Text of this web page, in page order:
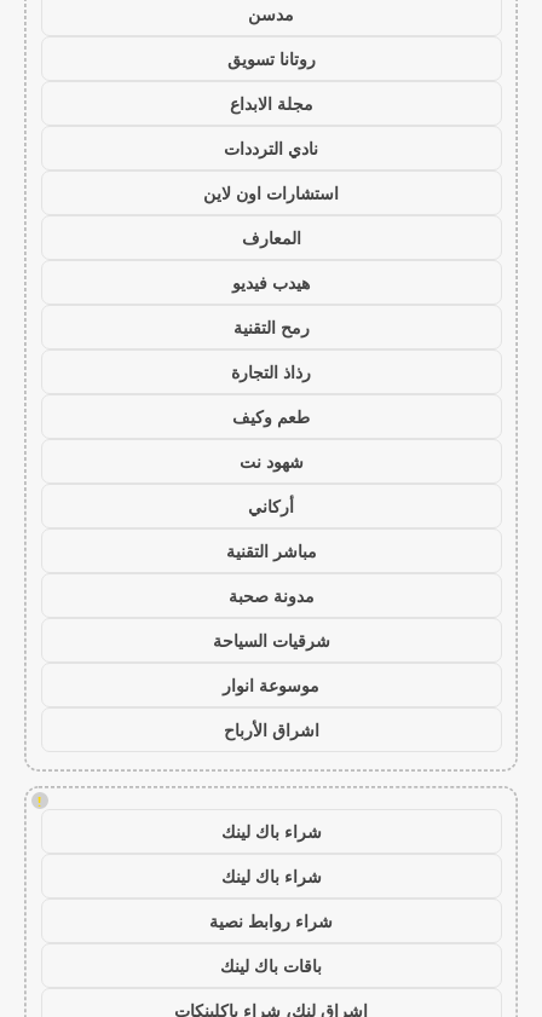
مدسن
روتانا تسويق
مجلة الابداع
نادي الترددات
استشارات اون لاين
المعارف
هيدب فيديو
رمح التقنية
رذاذ التجارة
طعم وكيف
شهود نت
أركاني
مباشر التقنية
مدونة صحبة
شرقيات السياحة
موسوعة انوار
اشراق الأرباح
!
شراء باك لينك
شراء باك لينك
شراء روابط نصية
باقات باك لينك
اشراق لنك، شراء باكلينكات